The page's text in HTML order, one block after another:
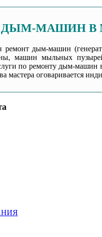
ДЫМ-МАШИН В
дым-машин
машин мыльных
по ремонту дым-машин
мастера оговаривается